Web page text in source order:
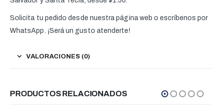
Solicita tu pedido desde nuestra página web o escríbenos por
WhatsApp. ¡Será un gusto atenderte!
VALORACIONES (0)
PRODUCTOS RELACIONADOS